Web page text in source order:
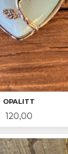
OPALITT
Pris
120,00